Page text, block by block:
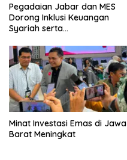
Pegadaian Jabar dan MES
Dorong Inklusi Keuangan
Syariah serta
Minat Investasi Emas di Jawa
Barat Meningkat